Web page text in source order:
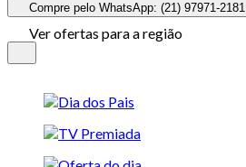
Compre pelo WhatsApp: (21) 97971-2181
Ver ofertas para a região